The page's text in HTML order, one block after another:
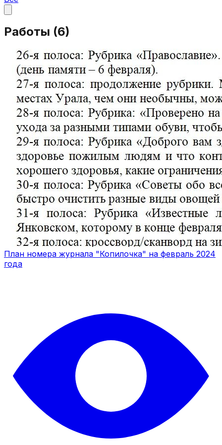
Работы (6)
План номера журнала "Копилочка" на февраль 2024
года